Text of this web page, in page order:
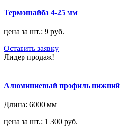
Термошайба 4-25 мм
цена за шт.: 9 руб.
Оставить заявку
Лидер продаж!
Алюминиевый профиль нижний
Длина: 6000 мм
цена за шт.: 1 300 руб.